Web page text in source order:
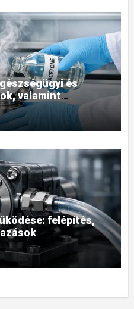
és
valamint
módszerek
felépítés,